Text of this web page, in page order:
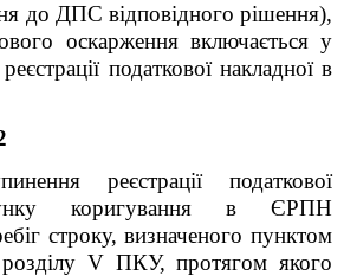
до ДПС відповідного рішення),
оскарження включається у
податкової накладної в
реєстрації податкової
коригування в ЄРПН
строку, визначеного пунктом
розділу V ПКУ, протягом якого